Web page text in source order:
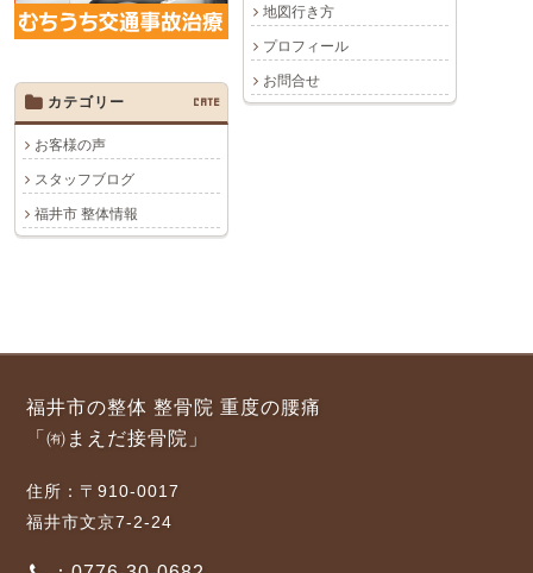
地図行き方
プロフィール
お問合せ
カテゴリー
CATE
お客様の声
スタッフブログ
福井市 整体情報
福井市の整体 整骨院 重度の腰痛
「㈲まえだ接骨院」
住所：〒910-0017
福井市文京7-2-24